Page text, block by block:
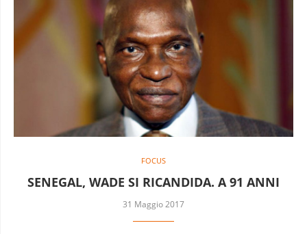
FOCUS
SENEGAL, WADE SI RICANDIDA. A 91 ANNI
31 Maggio 2017